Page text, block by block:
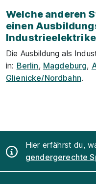
Welche anderen
einen
Die Ausbildung als
in: Berlin, Magdeburg,
Glienicke/Nordbahn.
Hier erfährst du,
gendergerechte